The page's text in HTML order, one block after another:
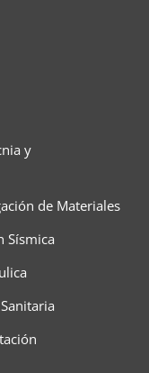
y
de Materiales
Sísmica